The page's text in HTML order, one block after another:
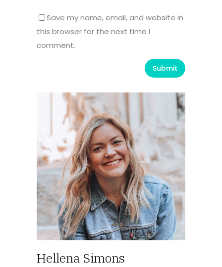
Save my name, email, and website in
this browser for the next time I
comment.
Hellena Simons